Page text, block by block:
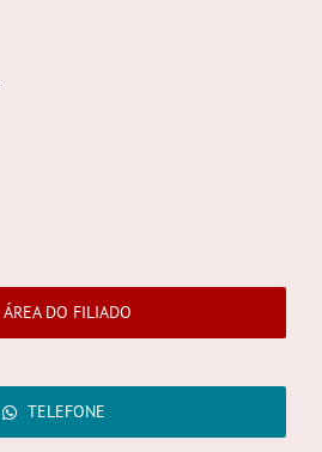
ÁREA DO FILIADO
TELEFONE